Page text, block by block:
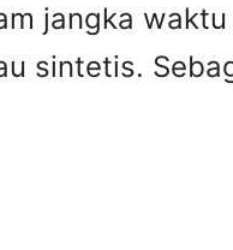
jangka
sintetis.